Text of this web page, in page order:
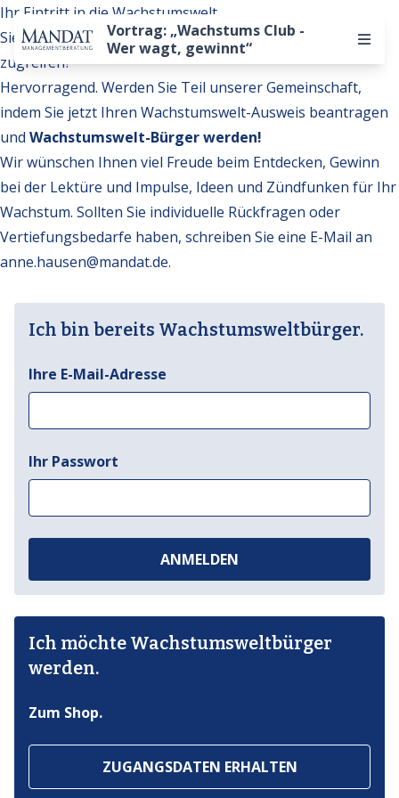
Vortrag: „Wachstums Club -
Wer wagt, gewinnt“
Ihr Eintritt in die Wachstumswelt
Sie möchten auf weitere Inhalte der Wachstumswelt
zugreifen?
Hervorragend. Werden Sie Teil unserer Gemeinschaft,
indem Sie jetzt Ihren Wachstumswelt-Ausweis beantragen
und Wachstumswelt-Bürger werden!
Wir wünschen Ihnen viel Freude beim Entdecken, Gewinn
bei der Lektüre und Impulse, Ideen und Zündfunken für Ihr
Wachstum. Sollten Sie individuelle Rückfragen oder
Vertiefungsbedarfe haben, schreiben Sie eine E-Mail an
anne.hausen@mandat.de.
Ich bin bereits Wachstumsweltbürger.
Ihre E-Mail-Adresse
Ihr Passwort
ANMELDEN
Ich möchte Wachstumsweltbürger
werden.
Zum Shop.
ZUGANGSDATEN ERHALTEN